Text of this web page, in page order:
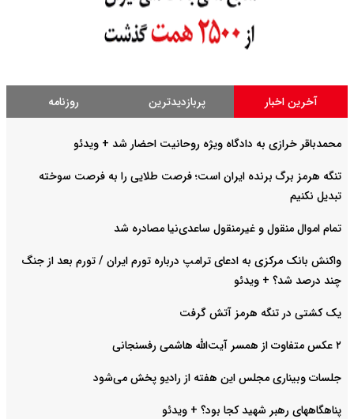
آخرین اخبار پربازدیدترین روزنامه
محمدباقر خرازی به دادگاه ویژه روحانیت احضار شد + ویدئو
تنگه هرمز برگ برنده ایران است؛ فرصت طلایی را به فرصت سوخته
تبدیل نکنیم
تمام اموال منقول و غیرمنقول ساعدی‌نیا مصادره شد
واکنش بانک مرکزی به ادعای ترامپ درباره تورم ایران / تورم بعد از جنگ
چند درصد شد؟ + ویدئو
یک کشتی در تنگه‌ هرمز آتش گرفت
۲ عکس متفاوت از همسر آیت‌الله هاشمی رفسنجانی
جلسات وبیناری مجلس این هفته از رادیو پخش می‌شود
پناهگاههای رهبر شهید کجا بود؟ + ویدئو